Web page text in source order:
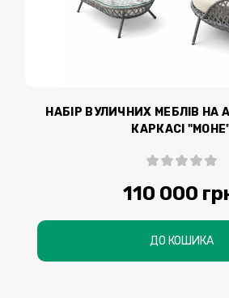
НАБІР ВУЛИЧНИХ МЕБЛІВ НА
КАРКАСІ
110 000
ДО КОШИКА